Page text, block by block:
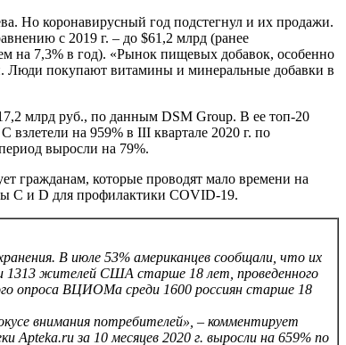
Но коронавирусный год подстегнул и их продажи.
с 2019 г. – до $61,2 млрд (ранее
на 7,3% в год). «Рынок пищевых добавок, особенно
Люди покупают витамины и минеральные добавки в
млрд руб., по данным DSM Group. В ее топ-20
на 959% в III квартале 2020 г. по
выросли на 79%.
гражданам, которые проводят мало времени на
С и D для профилактики COVID-19.
В июле 53% американцев сообщали, что их
1313 жителей США старше 18 лет, проведенного
опроса ВЦИОМа среди 1600 россиян старше 18
внимания потребителей», – комментирует
за 10 месяцев 2020 г. выросли на 659% по